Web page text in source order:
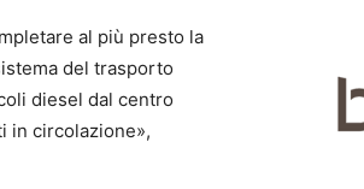
al più presto la
del trasporto
diesel dal centro
in circolazione»,